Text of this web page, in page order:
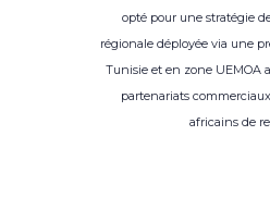
opté pour une stratégie
régionale déployée via une
Tunisie et en zone UEMOA
partenariats
africains de